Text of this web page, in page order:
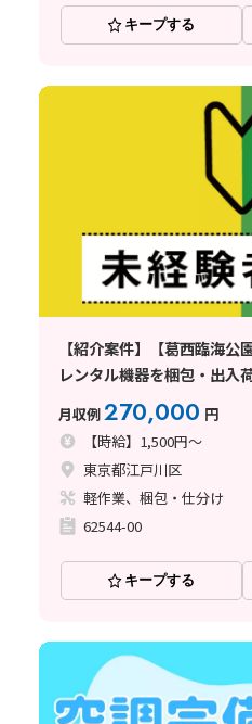
キープする
【紹介案件】【葛西臨海
レンタル機器を梱包・出入
専属/東京都江戸川区臨海
本残業なし/男性多数活躍中！
月収例270,000 円
【時給】1,500円～
東京都江戸川区
軽作業、梱包・仕分け
62544-00
キープする